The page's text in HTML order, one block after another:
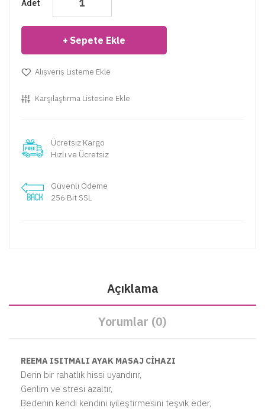
Adet
Sepete Ekle
Alışveriş Listeme Ekle
Karşılaştırma Listesine Ekle
Ücretsiz Kargo
Hızlı ve Ücretsiz
Güvenli Ödeme
256 Bit SSL
Açıklama
Yorumlar (0)
REEMA ISITMALI AYAK MASAJ CİHAZI
Derin bir rahatlık hissi uyandırır,
Gerilim ve stresi azaltır,
Bedenin kendi kendini iyileştirmesini teşvik eder,